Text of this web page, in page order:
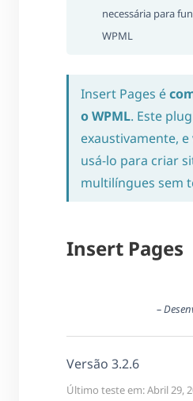
necessária para
WPML
Insert Pages é
o WPML. Este
exaustivamente,
usá-lo para criar
multilíngues sem
Insert Pages
–
Versão 3.2.6
Último teste em: Abril 29,